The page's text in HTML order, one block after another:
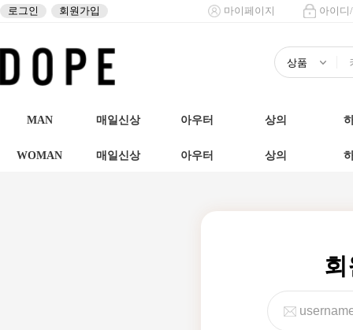
로그인 회원가입 마이페이지 아이디
MAN 매일신상 아우터 상의
WOMAN 매일신상 아우터 상의